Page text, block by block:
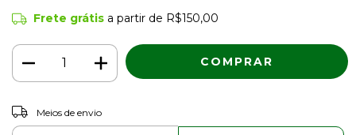
Frete grátis a partir de R$150,00
Entregas para o CEP:
Meios de envio